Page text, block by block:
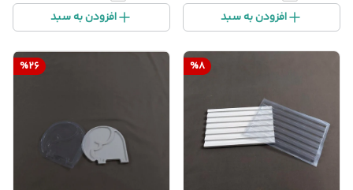
افزودن به سبد افزودن به سبد
%8
%26